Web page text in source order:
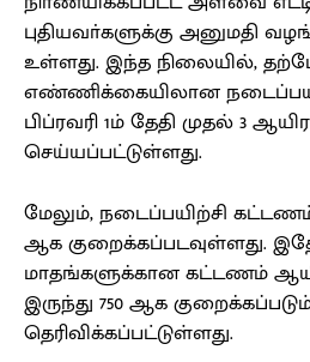
புதியவா்களுக்கு அனுமதி
உள்ளது. இந்த நிலையில்,
எண்ணிக்கையிலான
பிப்ரவரி 1ம் தேதி முதல் 3
செய்யப்பட்டுள்ளது.
மேலும், நடைப்பயிற்சி கட்டணம்
ஆக குறைக்கப்படவுள்ளது.
மாதங்களுக்கான கட்டணம்
இருந்து 750 ஆக
தெரிவிக்கப்பட்டுள்ளது.